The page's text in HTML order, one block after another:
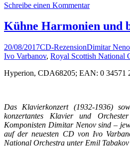
Schreibe einen Kommentar
Kühne Harmonien und
20/08/2017CD-RezensionDimitar
Ivo Varbanov, Royal Scottish National
Hyperion, CDA68205; EAN: 0 34571
Das Klavierkonzert (1932-1936)
konzertantes Klavier und
Komponisten Dimitar Nenov sind –
auf der neuesten CD von Ivo
National Orchestra unter Emil